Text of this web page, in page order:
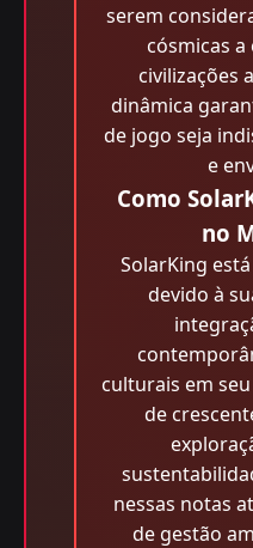
serem
cósmicas
civilizações
dinâmica
de jogo seja
e
Como
no
SolarKing
devido à
culturais em
de
nessas notas
de gestão